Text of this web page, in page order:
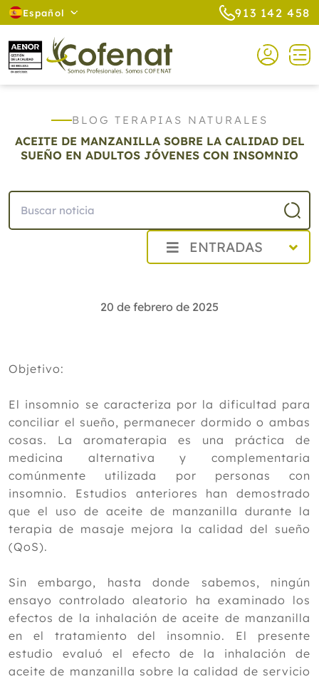
Español 913 142 458
BLOG TERAPIAS NATURALES
ACEITE DE MANZANILLA SOBRE LA CALIDAD DEL
SUEÑO EN ADULTOS JÓVENES CON INSOMNIO
ENTRADAS
2025
Julio
Junio
Mayo
Abril
Marzo
Febrero
Aumentar la longevidad humana en la
era moderna
Aceite de manzanilla sobre la calidad
del sueño en adultos jóvenes con
insomnio
El ayuno intermitente en combinación
con ejercicio es una buena opción para
la enfermedad hepática
Eficacia de la acupuntura para aliviar
20 de febrero de 2025
Objetivo:
El insomnio se caracteriza por la dificultad para
conciliar el sueño, permanecer dormido o ambas
cosas. La aromaterapia es una práctica de
medicina alternativa y complementaria
comúnmente utilizada por personas con
insomnio. Estudios anteriores han demostrado
que el uso de aceite de manzanilla durante la
terapia de masaje mejora la calidad del sueño
(QoS).
Sin embargo, hasta donde sabemos, ningún
ensayo controlado aleatorio ha examinado los
efectos de la inhalación de aceite de manzanilla
en el tratamiento del insomnio. El presente
estudio evaluó el efecto de la inhalación de
aceite de manzanilla sobre la calidad de servicio